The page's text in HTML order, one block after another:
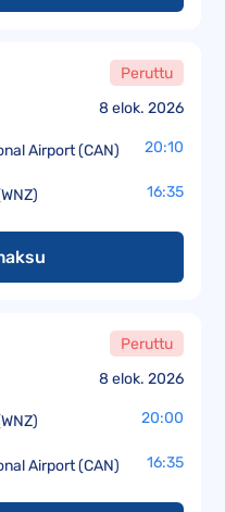
8 elok. 2026
Peruttu
Airport (CAN) 20:10
16:35
8 elok. 2026
Peruttu
20:00
Airport (CAN) 16:35